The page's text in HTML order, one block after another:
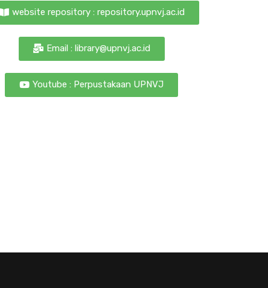
website repository : repository.upnvj.ac.id
Email : library@upnvj.ac.id
Youtube : Perpustakaan UPNVJ